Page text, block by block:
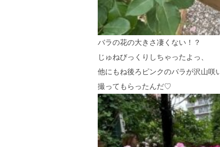
バラの花の大きさ凄くない！？
じゅねびっくりしちゃったよっ、
他にもね後ろピンクのバラが沢山咲
撮ってもらったんだ♡